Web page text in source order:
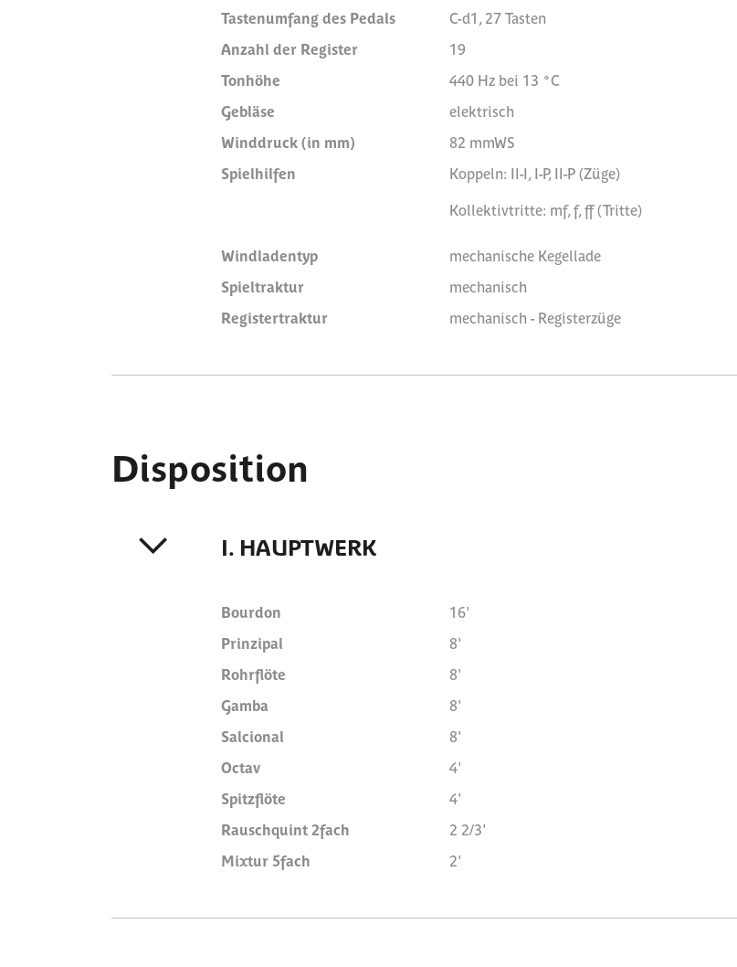
Tastenumfang des Pedals
C-d1, 27 Tasten
Anzahl der Register
19
Tonhöhe
440 Hz bei 13 °C
Gebläse
elektrisch
Winddruck (in mm)
82 mmWS
Spielhilfen
Koppeln: II-I, I-P, II-P (Züge)
Kollektivtritte: mf, f, ff (Tritte)
Windladentyp
mechanische Kegellade
Spieltraktur
mechanisch
Registertraktur
mechanisch - Registerzüge
Disposition
I. HAUPTWERK
Bourdon
16'
Prinzipal
8'
Rohrflöte
8'
Gamba
8'
Salcional
8'
Octav
4'
Spitzflöte
4'
Rauschquint 2fach
2 2/3'
Mixtur 5fach
2'